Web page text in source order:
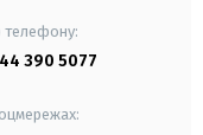
телефону:
390 5077